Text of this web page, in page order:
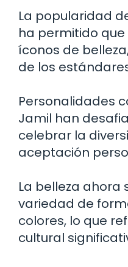
La popularidad
ha permitido
íconos de
de los
Personalidades
Jamil han
celebrar la
aceptación
La belleza ahora
variedad de
colores, lo que
cultural